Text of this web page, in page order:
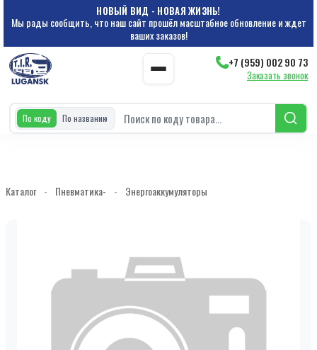
НОВЫЙ ВИД - НОВАЯ ЖИЗНЬ!
Мы рады сообщить, что наш сайт прошёл масштабное обновление и ждет
ваших заказов!
+7 (959) 002 90 73
Заказать звонок
По коду По названию
Каталог - Пневматика- - Энергоаккумуляторы